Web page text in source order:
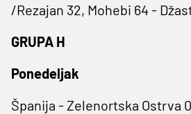
/Rezajan 32, Mohebi 64 -
GRUPA H
Ponedeljak
Španija - Zelenortska Ostrva